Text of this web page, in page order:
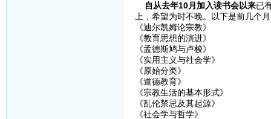
自从去年10月加入读书会以来已
上，希望为时不晚。以下是前几个
《迪尔凯姆论宗教》
《教育思想的演进》
《孟德斯鸠与卢梭》
《实用主义与社会学》
《原始分类》
《道德教育》
《宗教生活的基本形式》
《乱伦禁忌及其起源》
《社会学与哲学》